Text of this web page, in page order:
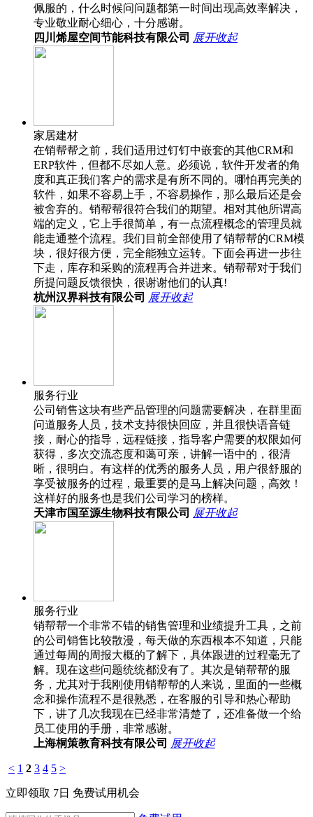
佩服的，什么时候问问题都第一时间出现高效率解决，
专业敬业耐心细心，十分感谢。
四川烯屋空间节能科技有限公司 展开收起
家居建材
在销帮帮之前，我们适用过钉钉中嵌套的其他CRM和
ERP软件，但都不尽如人意。必须说，软件开发者的角
度和真正我们客户的需求是有所不同的。哪怕再完美的
软件，如果不容易上手，不容易操作，那么最后还是会
被舍弃的。销帮帮很符合我们的期望。相对其他所谓高
端的定义，它上手很简单，有一点流程概念的管理员就
能走通整个流程。我们目前全部使用了销帮帮的CRM模
块，很好很方便，完全能独立运转。下面会再进一步往
下走，库存和采购的流程再合并进来。销帮帮对于我们
所提问题反馈很快，很谢谢他们的认真!
杭州汉界科技有限公司 展开收起
服务行业
公司销售这块有些产品管理的问题需要解决，在群里面
问道服务人员，技术支持很快回应，并且很快语音链
接，耐心的指导，远程链接，指导客户需要的权限如何
获得，多次交流态度和蔼可亲，讲解一语中的，很清
晰，很明白。有这样的优秀的服务人员，用户很舒服的
享受被服务的过程，最重要的是马上解决问题，高效！
这样好的服务也是我们公司学习的榜样。
天津市国至源生物科技有限公司 展开收起
服务行业
销帮帮一个非常不错的销售管理和业绩提升工具，之前
的公司销售比较散漫，每天做的东西根本不知道，只能
通过每周的周报大概的了解下，具体跟进的过程毫无了
解。现在这些问题统统都没有了。其次是销帮帮的服
务，尤其对于我刚使用销帮帮的人来说，里面的一些概
念和操作流程不是很熟悉，在客服的引导和热心帮助
下，讲了几次我现在已经非常清楚了，还准备做一个给
员工使用的手册，非常感谢。
上海桐策教育科技有限公司 展开收起
< 1 2 3 4 5 >
立即领取 7日 免费试用机会